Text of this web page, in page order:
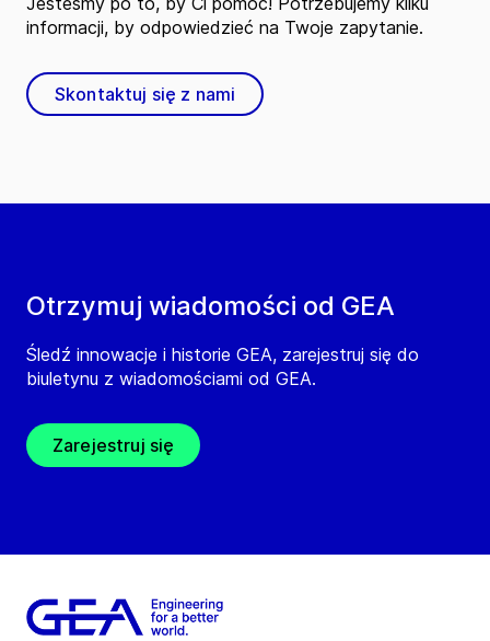
Otrzymuj wiadomości od GEA
Śledź innowacje i historie GEA, zarejestruj się do
biuletynu z wiadomościami od GEA.
Zarejestruj się
informacji, by odpowiedzieć na Twoje zapytanie.
Skontaktuj się z nami